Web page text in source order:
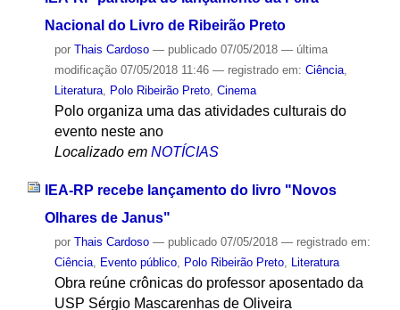
Nacional do Livro de Ribeirão Preto
por Thais Cardoso — publicado07/05/2018 — última
modificação07/05/2018 11:46 — registrado em: Ciência,
Literatura, Polo Ribeirão Preto, Cinema
Polo organiza uma das atividades culturais do
evento neste ano
Localizado em NOTÍCIAS
IEA-RP recebe lançamento do livro "Novos
Olhares de Janus"
por Thais Cardoso — publicado07/05/2018 — registrado em:
Ciência, Evento público, Polo Ribeirão Preto, Literatura
Obra reúne crônicas do professor aposentado da
USP Sérgio Mascarenhas de Oliveira